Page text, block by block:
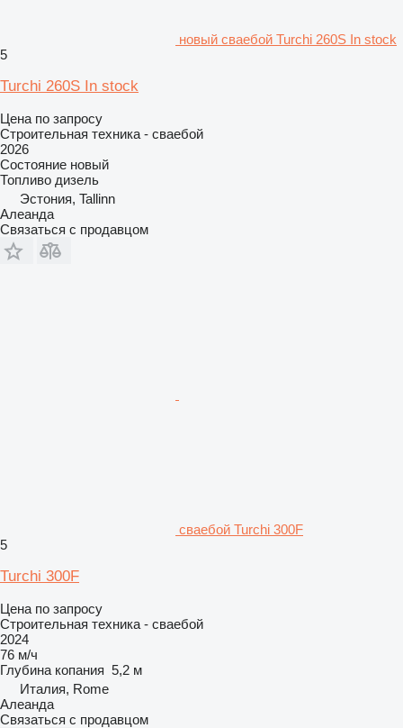
новый сваебой Turchi 260S In stock
5
Turchi 260S In stock
Цена по запросу
Строительная техника - сваебой
2026
Состояние новый
Топливо дизель
Эстония, Tallinn
Алеанда
Связаться с продавцом
сваебой Turchi 300F
5
Turchi 300F
Цена по запросу
Строительная техника - сваебой
2024
76 м/ч
Глубина копания 5,2 м
Италия, Rome
Алеанда
Связаться с продавцом